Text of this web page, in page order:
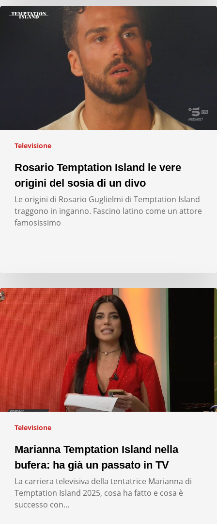
Televisione
Rosario Temptation Island le vere
origini del sosia di un divo
Le origini di Rosario Guglielmi di Temptation Island
traggono in inganno. Fascino latino come un attore
famosissimo
Televisione
Marianna Temptation Island nella
bufera: ha già un passato in TV
La carriera televisiva della tentatrice Marianna di
Temptation Island 2025, cosa ha fatto e cosa è
successo con…